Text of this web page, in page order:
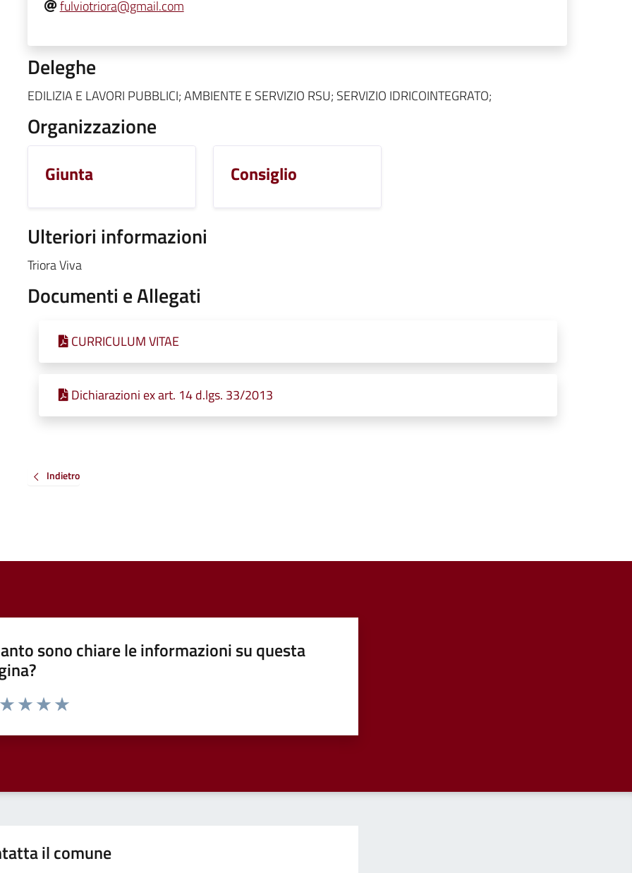
fulviotriora@gmail.com
Deleghe
EDILIZIA E LAVORI PUBBLICI; AMBIENTE E SERVIZIO RSU; SERVIZIO IDRICOINTEGRATO;
Organizzazione
Giunta Consiglio
Ulteriori informazioni
Triora Viva
Documenti e Allegati
CURRICULUM VITAE
Dichiarazioni ex art. 14 d.lgs. 33/2013
Indietro
sono chiare le informazioni su questa
da 1 a 5 stelle la pagina
il comune